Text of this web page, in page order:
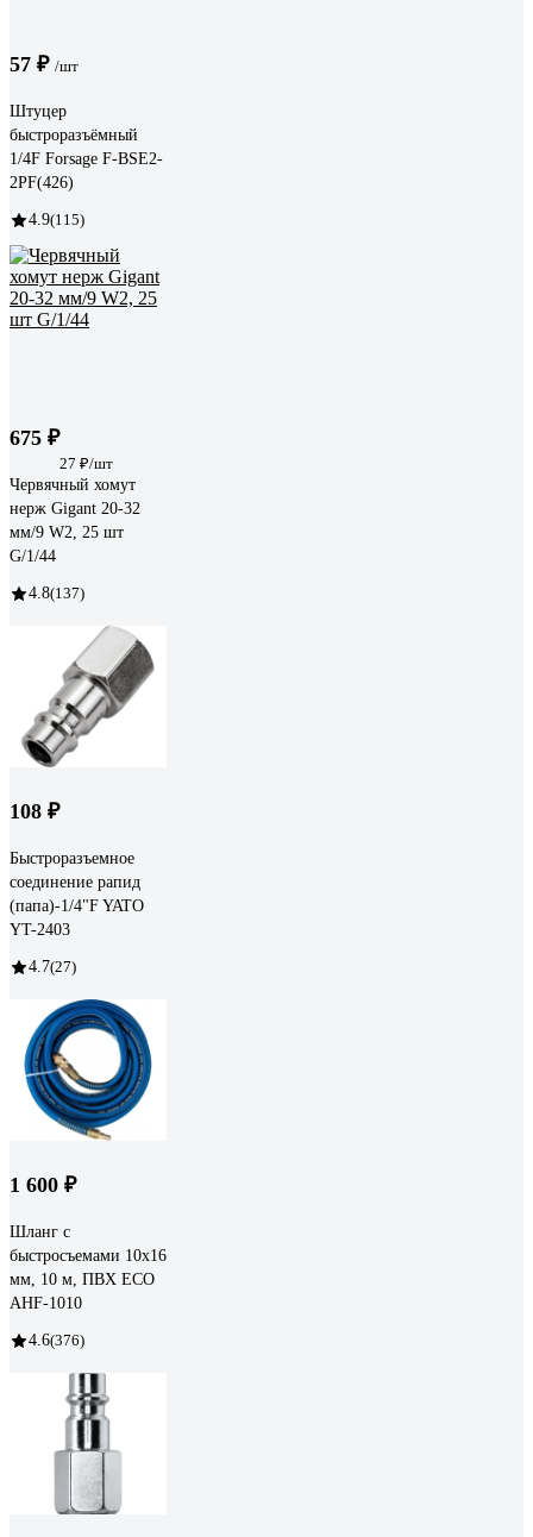
57 ₽ /шт
Штуцер
быстроразъёмный
1/4F Forsage F-BSE2-
2PF(426)
4.9(115)
675 ₽
27 ₽/шт
Червячный хомут
нерж Gigant 20-32
мм/9 W2, 25 шт
G/1/44
4.8(137)
108 ₽
Быстроразъемное
соединение рапид
(папа)-1/4"F YATO
YT-2403
4.7(27)
1 600 ₽
Шланг с
быстросъемами 10х16
мм, 10 м, ПВХ ECO
AHF-1010
4.6(376)